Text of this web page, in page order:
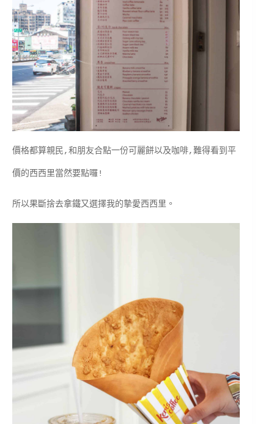
價格都算親民,和朋友合點一份可麗餅以及咖啡,難得看到平
價的西西里當然要點囉!
所以果斷捨去拿鐵又選擇我的摯愛西西里。